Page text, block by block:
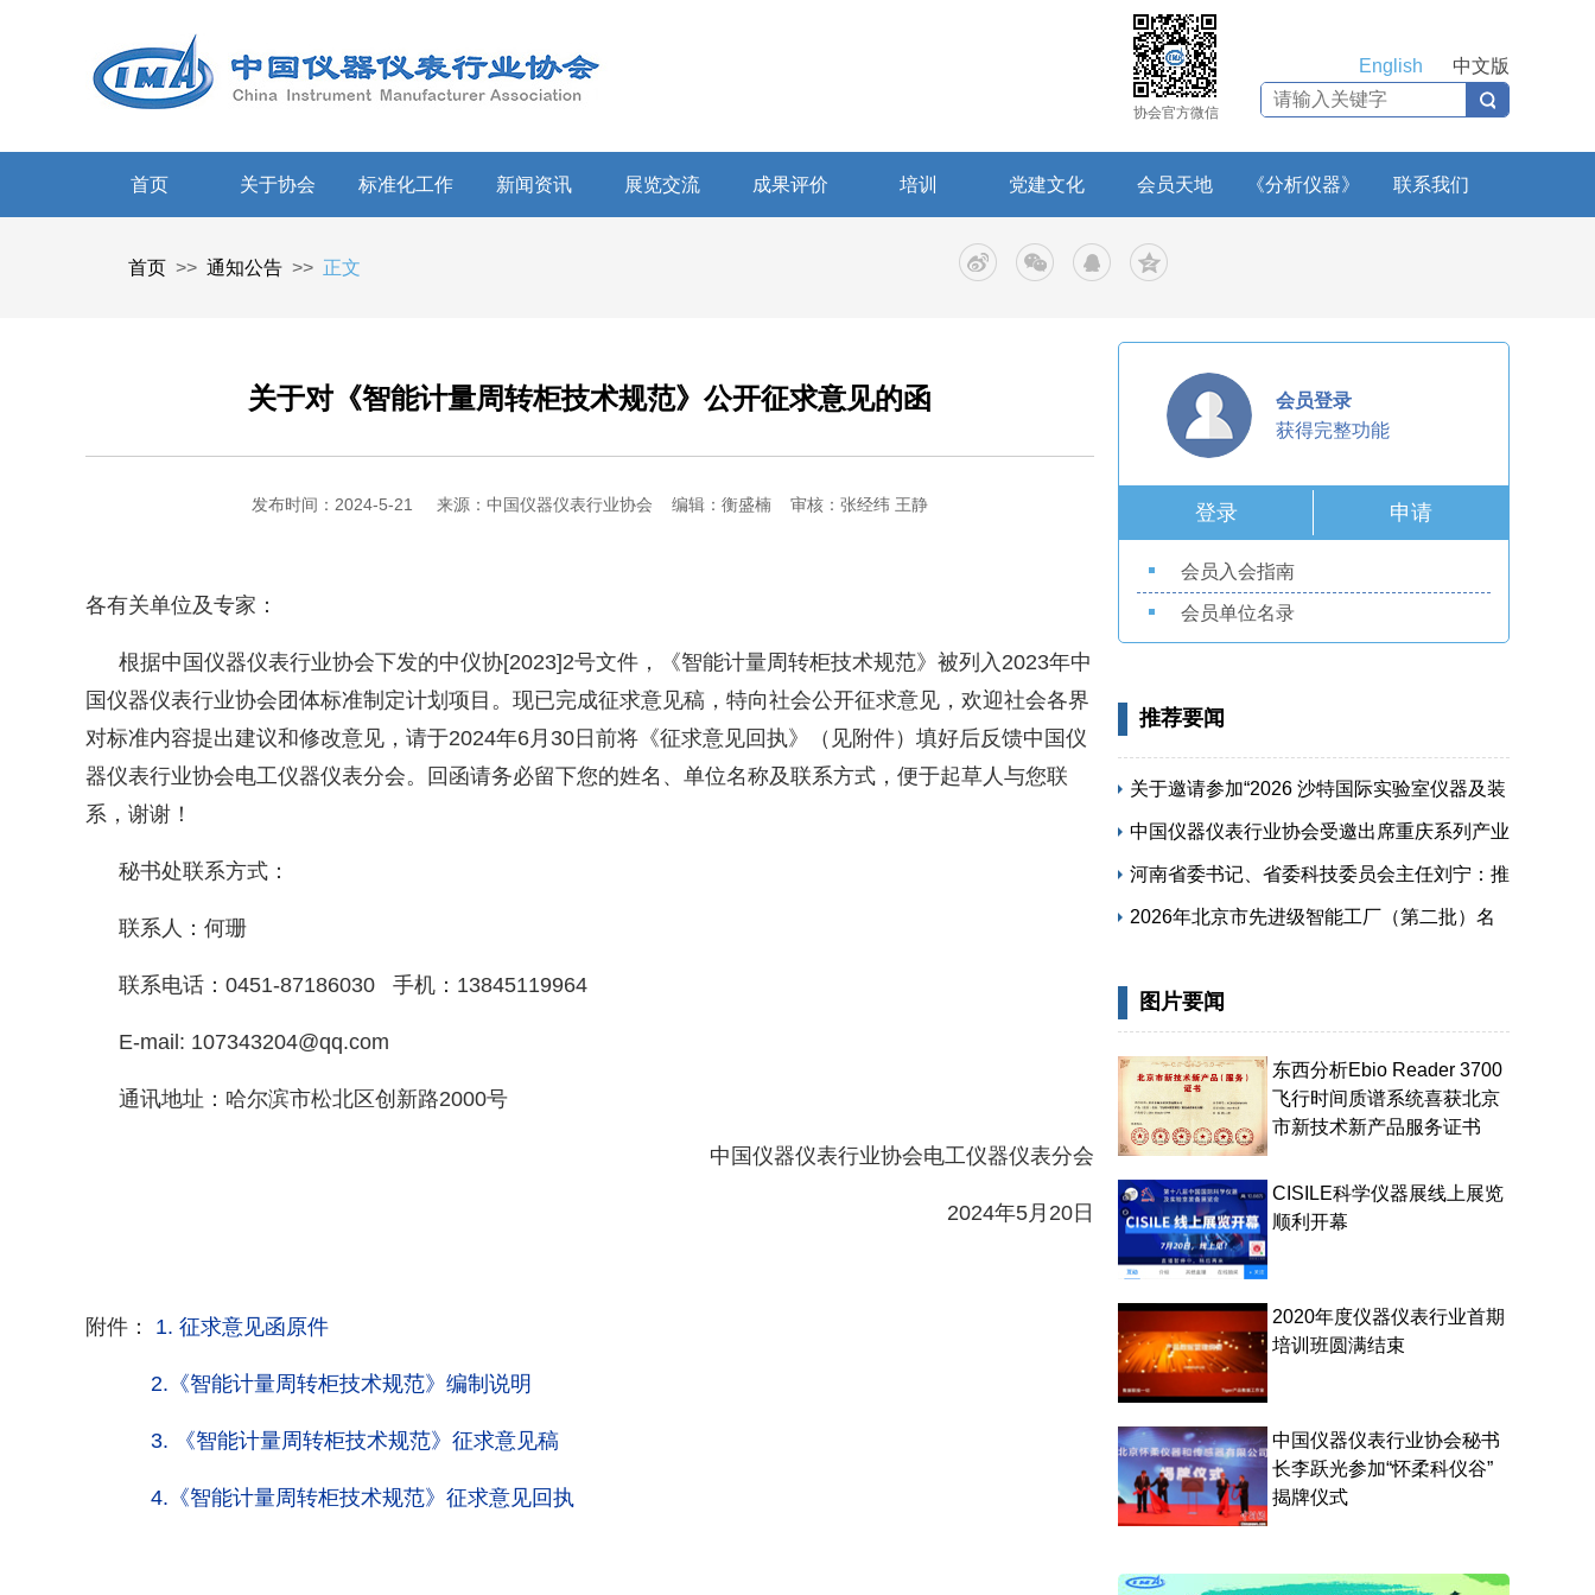
English 中文版
协会官方微信
首页 关于协会 标准化工作 新闻资讯 展览交流 成果评价 培训 党建文化 会员天地 《分析仪器》 联系我们
首页 >> 通知公告 >> 正文
关于对《智能计量周转柜技术规范》公开征求意见的函
发布时间：2024-5-21 来源：中国仪器仪表行业协会 编辑：衡盛楠 审核：张经纬 王静
各有关单位及专家：
根据中国仪器仪表行业协会下发的中仪协[2023]2号文件，《智能计量周转柜技术规范》被列入 2023年中
国仪器仪表行业协会团体标准制定计划项目。现已完成征求意见稿，特向社会公开征求意见，欢迎社会各界
对标准内容提出建议和修改意见，请于2024年6月 30 日前将《征求意见回执》（见附件）填好后反馈中国仪
器仪表行业协会电工仪器仪表分会。回函请务必留下您的姓名、单位名称及联系方式，便于起草人与您联
系，谢谢！
秘书处联系方式：
联系人：何珊
联系电话： 0451-87186030 手机： 13845119964
E-mail: 107343204@qq.com
通讯地址：哈尔滨市松北区创新路2000号
中国仪器仪表行业协会电工仪器仪表分会
2024年5月 20 日
附件： 1. 征求意见函原件
2. 《智能计量周转柜技术规范》编制说明
3. 《智能计量周转柜技术规范》 征求意见稿
4. 《智能计量周转柜技术规范》征求意见回执
会员登录
获得完整功能
登录 申请
会员入会指南
会员单位名录
推荐要闻
关于邀请参加“2026 沙特国际实验室仪器及装
备展览会”的函
中国仪器仪表行业协会受邀出席重庆系列产业
专题活动
河南省委书记、省委科技委员会主任刘宁：推
动科技创新和产业创新深度融合 提升现代化
2026年北京市先进级智能工厂（第二批）名
图片要闻
东西分析Ebio Reader 3700
飞行时间质谱系统喜获北京
市新技术新产品服务证书
CISILE科学仪器展线上展览
顺利开幕
2020年度仪器仪表行业首期
培训班圆满结束
中国仪器仪表行业协会秘书
长李跃光参加“怀柔科仪谷”
揭牌仪式